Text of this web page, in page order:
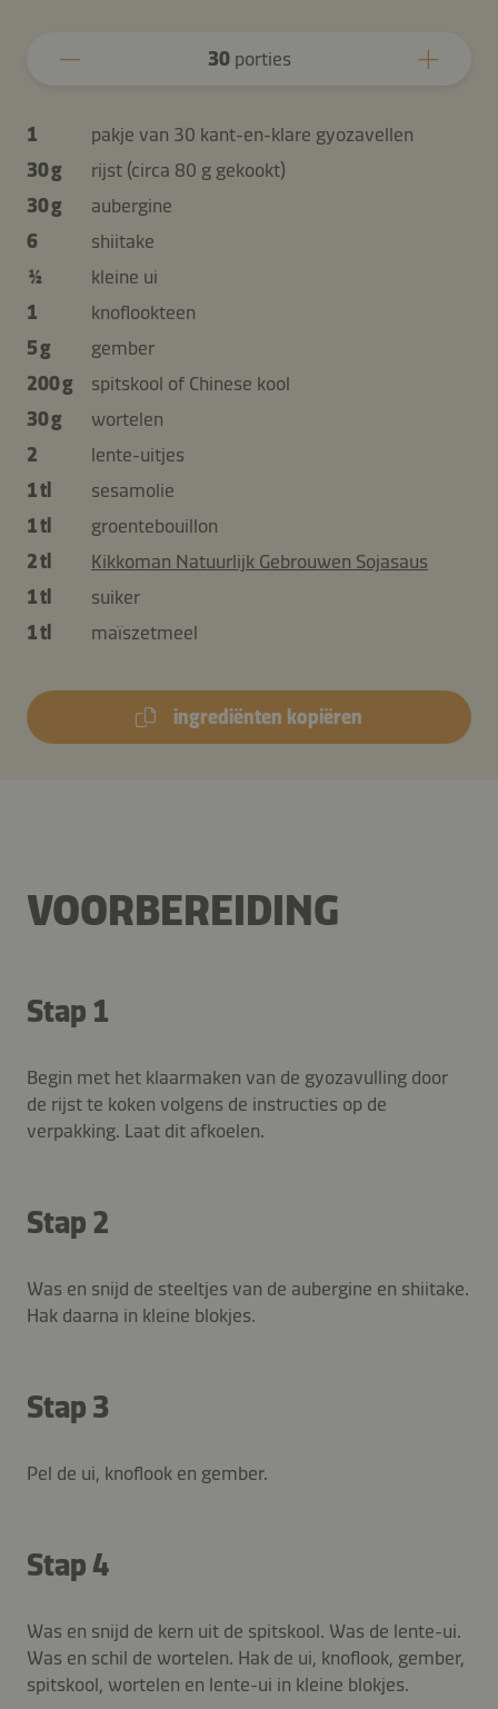
30porties
1
pakje van 30 kant-en-klare gyozavellen
30 g
rijst (circa 80 g gekookt)
30 g
aubergine
6
shiitake
½
kleine ui
1
knoflookteen
5 g
gember
200 g
spitskool of Chinese kool
30 g
wortelen
2
lente-uitjes
1 tl
sesamolie
1 tl
groentebouillon
2 tl
Kikkoman Natuurlijk Gebrouwen Sojasaus
1 tl
suiker
1 tl
maïszetmeel
ingrediënten kopiëren
VOORBEREIDING
Stap 1
Begin met het klaarmaken van de gyozavulling door
de rijst te koken volgens de instructies op de
verpakking. Laat dit afkoelen.
Stap 2
Was en snijd de steeltjes van de aubergine en shiitake.
Hak daarna in kleine blokjes.
Stap 3
Pel de ui, knoflook en gember.
Stap 4
Was en snijd de kern uit de spitskool. Was de lente-ui.
Was en schil de wortelen. Hak de ui, knoflook, gember,
spitskool, wortelen en lente-ui in kleine blokjes.